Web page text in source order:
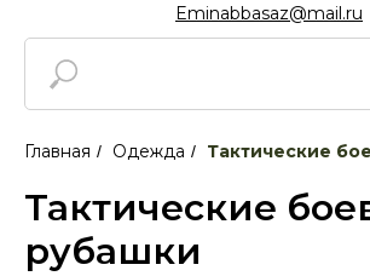
Eminabbasaz@mail.ru
Главная / Одежда / Тактические
Тактические
рубашки